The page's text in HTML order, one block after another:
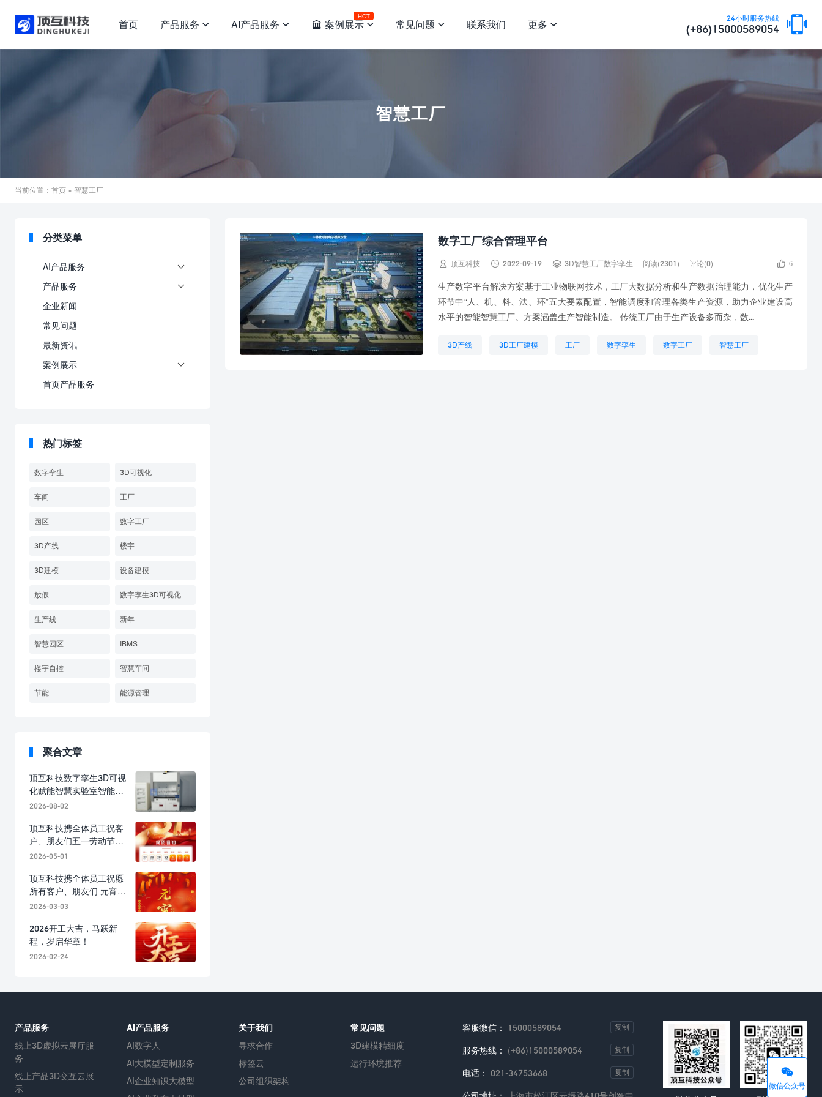
24小时服务热线
(+86)15000589054 
首页 产品服务  AI产品服务   案例展示
HOT
 常见问题  联系我们 更多 
智慧工厂
当前位置： 首页 » 智慧工厂
数字工厂综合管理平台
 顶互科技  2022-09-19  3D智慧工厂数字孪生 阅读(2301) 评论(0)  6
生产数字平台解决方案基于工业物联网技术，工厂大数据分析和生产数据治理能力，优化生产
环节中“人、机、料、法、环”五大要素配置，智能调度和管理各类生产资源，助力企业建设高
水平的智能智慧工厂。方案涵盖生产智能制造。 传统工厂由于生产设备多而杂，数...
3D产线 3D工厂建模 工厂 数字孪生 数字工厂 智慧工厂
分类菜单
AI产品服务 
产品服务 
企业新闻
常见问题
最新资讯
案例展示

首页产品服务
热门标签
数字孪生 3D可视化
车间 工厂
园区 数字工厂
3D产线 楼宇
3D建模 设备建模
放假 数字孪生3D可视化
生产线 新年
智慧园区 IBMS
楼宇自控 智慧车间
节能 能源管理
聚合文章
顶互科技数字孪生3D可视
化赋能智慧实验室智能化
建设，解锁全域智能管控
2026-08-02
顶互科技携全体员工祝客
户、朋友们五一劳动节快
乐！
2026-05-01
顶互科技携全体员工祝愿
所有客户、朋友们 元宵节
快乐！
2026-03-03
2026开工大吉，马跃新
程，岁启华章！
2026-02-24

微信公众号
产品服务
线上3D虚拟云展厅服
务
线上产品3D交互云展
示
AI产品服务
AI数字人
AI大模型定制服务
AI企业知识大模型
关于我们
寻求合作
标签云
公司组织架构
常见问题
3D建模精细度
运行环境推荐
客服微信： 15000589054 复制
服务热线： (+86)15000589054 复制
电话： 021-34753668 复制